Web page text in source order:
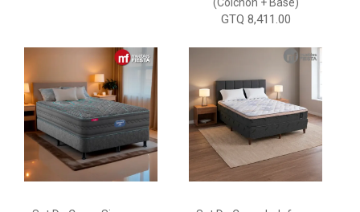
(Colchón + Base)
GTQ 8,411.00